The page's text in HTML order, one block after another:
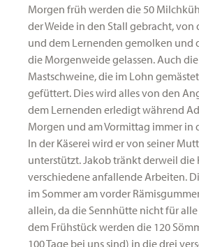
Morgen früh werden die 50
der Weide in den Stall gebracht,
und dem Lernenden gemolken und
die Morgenweide gelassen. Auch
Mastschweine, die im Lohn
gefüttert. Dies wird alles von den
dem Lernenden erledigt während
Morgen und am Vormittag immer in
In der Käserei wird er von seiner
unterstützt. Jakob tränkt derweil die
verschiedene anfallende Arbeiten.
im Sommer am vorder
allein, da die Sennhütte nicht für alle
dem Frühstück werden die 120
100 Tage bei uns sind) in die drei